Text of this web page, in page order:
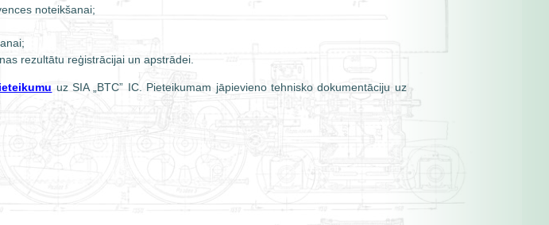
noteikšanai;
rezultātu reģistrācijai un apstrādei.
uz SIA „BTC” IC. Pieteikumam jāpievieno tehnisko dokumentāciju uz